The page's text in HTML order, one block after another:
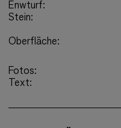
Enwturf:
Stein:
Oberfläche:
Fotos:
Text: